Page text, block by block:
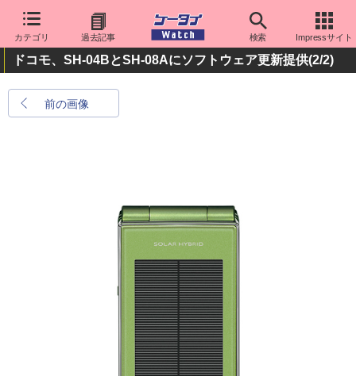
カテゴリ 過去記事 検索 Impressサイト
ドコモ、SH-04BとSH-08Aにソフトウェア更新提供(2/2)
前の画像